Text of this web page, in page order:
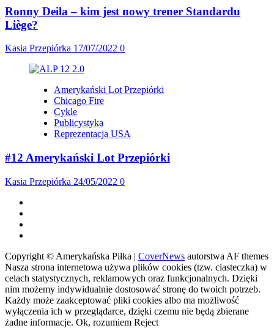
Ronny Deila – kim jest nowy trener Standardu
Liège?
Kasia Przepiórka 17/07/2022 0
Amerykański Lot Przepiórki
Chicago Fire
Cykle
Publicystyka
Reprezentacja USA
#12 Amerykański Lot Przepiórki
Kasia Przepiórka 24/05/2022 0
Copyright © Amerykańska Piłka | CoverNews autorstwa AF themes
Nasza strona internetowa używa plików cookies (tzw. ciasteczka) w
celach statystycznych, reklamowych oraz funkcjonalnych. Dzięki
nim możemy indywidualnie dostosować stronę do twoich potrzeb.
Każdy może zaakceptować pliki cookies albo ma możliwość
wyłączenia ich w przeglądarce, dzięki czemu nie będą zbierane
żadne informacje. Ok, rozumiem Reject